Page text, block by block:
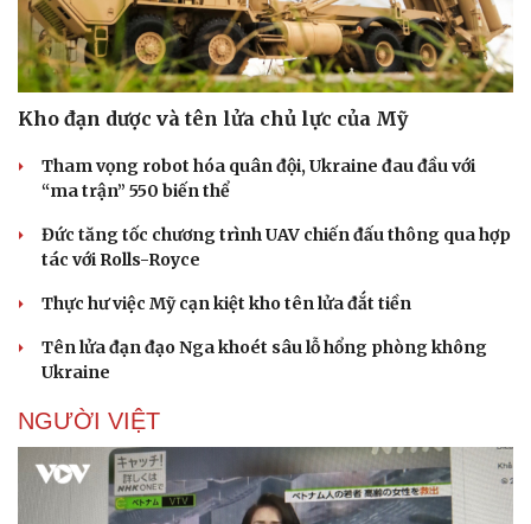
Doanh nghiệp
Thông tin doanh nghiệp
Doanh nhân
Vì cộng đồng
Công nghệ
Sành điệu
Trải nghiệm
Kho đạn dược và tên lửa chủ lực của Mỹ
Tham vọng robot hóa quân đội, Ukraine đau đầu với
“ma trận” 550 biến thể
Đức tăng tốc chương trình UAV chiến đấu thông qua hợp
tác với Rolls-Royce
Thực hư việc Mỹ cạn kiệt kho tên lửa đắt tiền
Tên lửa đạn đạo Nga khoét sâu lỗ hổng phòng không
Ukraine
NGƯỜI VIỆT